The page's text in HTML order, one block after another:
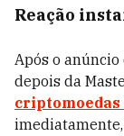
Reação
Após o anúncio
depois da
criptomoedas